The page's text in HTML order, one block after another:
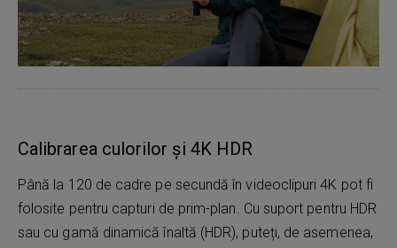
Calibrarea culorilor și 4K HDR
Până la 120 de cadre pe secundă în videoclipuri 4K pot fi
folosite pentru capturi de prim-plan. Cu suport pentru HDR
sau cu gamă dinamică înaltă (HDR), puteți, de asemenea,